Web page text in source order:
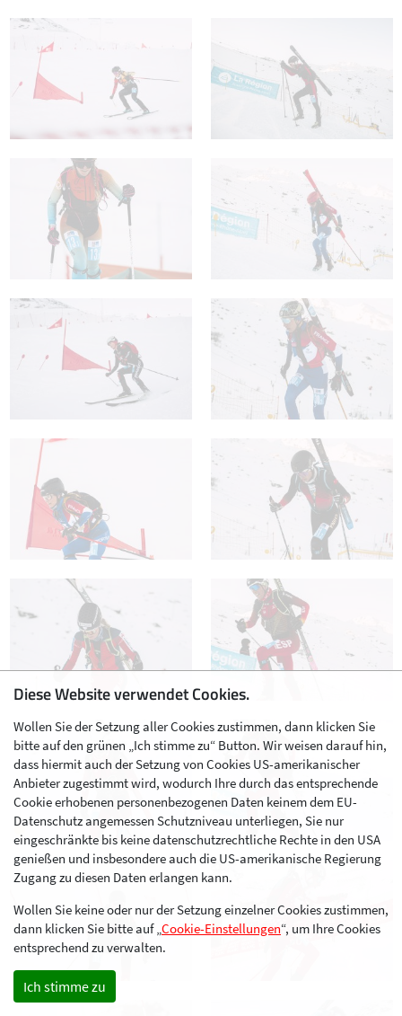
Diese Website verwendet Cookies.
Wollen Sie der Setzung aller Cookies zustimmen, dann klicken Sie
bitte auf den grünen „Ich stimme zu“ Button. Wir weisen darauf hin,
dass hiermit auch der Setzung von Cookies US-amerikanischer
Anbieter zugestimmt wird, wodurch Ihre durch das entsprechende
Cookie erhobenen personenbezogenen Daten keinem dem EU-
Datenschutz angemessen Schutzniveau unterliegen, Sie nur
eingeschränkte bis keine datenschutzrechtliche Rechte in den USA
genießen und insbesondere auch die US-amerikanische Regierung
Zugang zu diesen Daten erlangen kann.
Wollen Sie keine oder nur der Setzung einzelner Cookies zustimmen,
dann klicken Sie bitte auf „Cookie-Einstellungen“, um Ihre Cookies
entsprechend zu verwalten.
Ich stimme zu